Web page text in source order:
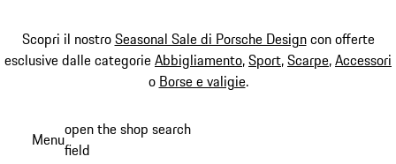
Scopri il nostroSeasonal Sale di Porsche Designcon offerte
esclusive dalle categorieAbbigliamento,Sport,Scarpe,Accessori
o Borse e valigie.
Menuopen the shop search
field